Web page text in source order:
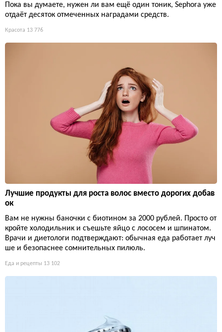
Пока вы думаете, нужен ли вам ещё один тоник, Sephora уже
отдаёт десяток отмеченных наградами средств.
Красота 13 776
Лучшие продукты для роста волос вместо дорогих добав
ок
Вам не нужны баночки с биотином за 2000 рублей. Просто от
кройте холодильник и съешьте яйцо с лососем и шпинатом.
Врачи и диетологи подтверждают: обычная еда работает луч
ше и безопаснее сомнительных пилюль.
Еда и рецепты 13 102